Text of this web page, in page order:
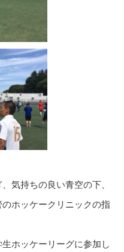
気持ちの良い青空の下、
ホッケークリニックの指
ホッケーリーグに参加し